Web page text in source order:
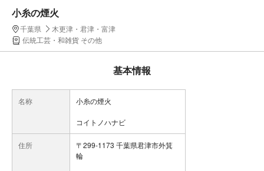
小糸の煙火
千葉県
木更津・君津・富津
伝統工芸・和雑貨 その他
基本情報
名称 小糸の煙火
コイトノハナビ
住所
〒299-1173 千葉県君津市外箕
輪